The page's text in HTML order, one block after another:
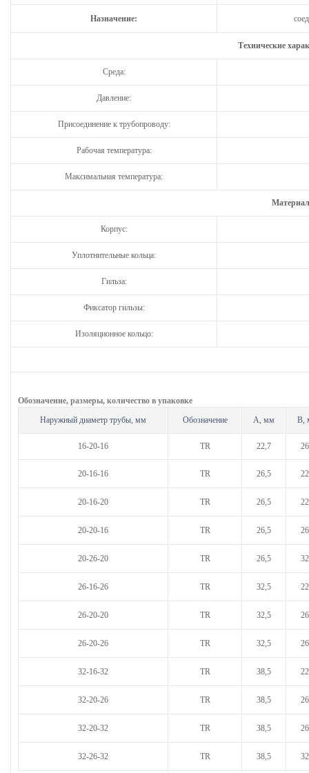
Назначение:
Технические
Среда:
Давление:
Присоединение к трубопроводу:
Рабочая температура:
Максимальная температура:
Корпус:
Уплотнительные кольца:
Гильза:
Фиксатор гильзы:
Изоляционное кольцо:
Обозначение, размеры, количество в упаковке
Наружный диаметр трубы, мм
Обозначение А, мм B,
16-20-16 TR 22,7
20-16-16 TR 26,5
20-16-20 TR 26,5
20-20-16 TR 26,5
20-26-20 TR 26,5
26-16-26 TR 32,5
26-20-20 TR 32,5
26-20-26 TR 32,5
32-16-32 TR 38,5
32-20-26 TR 38,5
32-20-32 TR 38,5
32-26-32 TR 38,5